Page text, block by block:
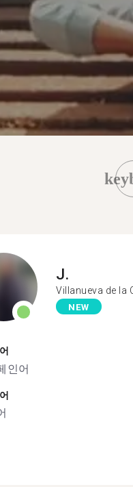
J.
Villanueva de la
NEW
인어